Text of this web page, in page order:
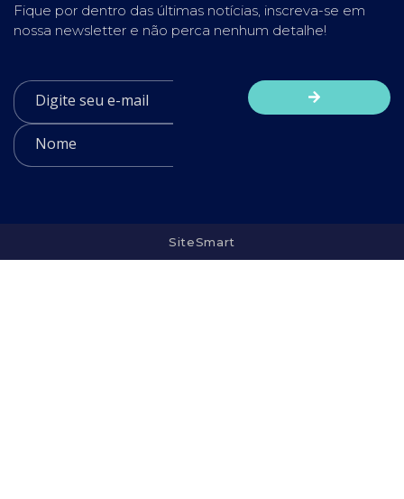
Fique por dentro das últimas notícias, inscreva-se em
nossa newsletter e não perca nenhum detalhe!
SiteSmart